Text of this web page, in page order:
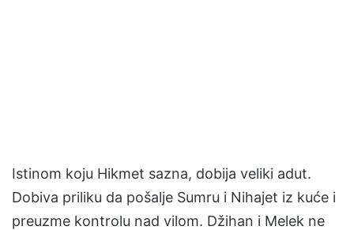
Istinom koju Hikmet sazna, dobija veliki adut.
Dobiva priliku da pošalje Sumru i Nihajet iz kuće i
preuzme kontrolu nad vilom. Džihan i Melek ne